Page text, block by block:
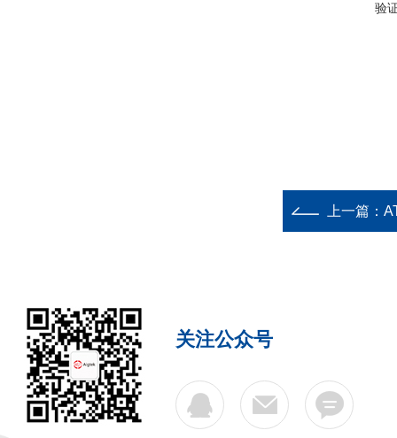
验
上一篇：
关注公众号